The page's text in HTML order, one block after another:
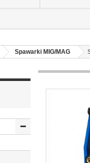
Spawarki MIG/MAG